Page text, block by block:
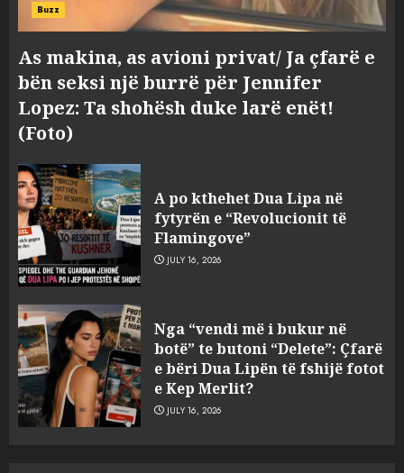
Buzz
As makina, as avioni privat/ Ja çfarë e
bën seksi një burrë për Jennifer
Lopez: Ta shohësh duke larë enët!
(Foto)
A po kthehet Dua Lipa në
fytyrën e “Revolucionit të
Flamingove”
JULY 16, 2026
Nga “vendi më i bukur në
botë” te butoni “Delete”: Çfarë
e bëri Dua Lipën të fshijë fotot
e Kep Merlit?
JULY 16, 2026
3
janë tre shqiptarët që humbën
jetën në aksident
AUGUST 8, 2026
4
U kapën me pistoleta dhe
silenciator në Sarandë, jepet
masa e sigurisë për 5 të rinjtë